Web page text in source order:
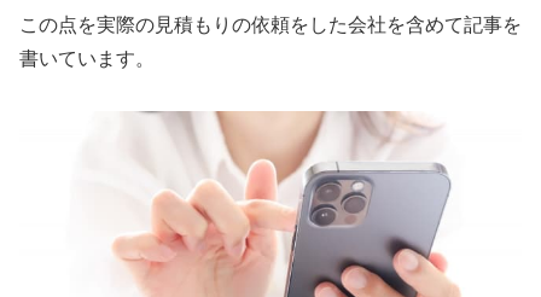
この点を実際の見積もりの依頼をした会社を含めて記事を
書いています。